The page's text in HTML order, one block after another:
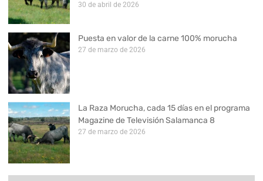
30 de abril de 2026
Puesta en valor de la carne 100% morucha
27 de marzo de 2026
La Raza Morucha, cada 15 días en el programa
Magazine de Televisión Salamanca 8
27 de marzo de 2026